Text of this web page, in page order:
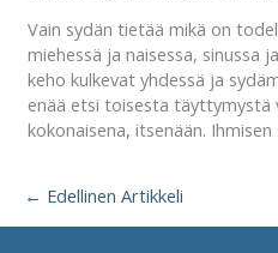
Vain sydän tietää mikä on
miehessä ja naisessa, sinussa
keho kulkevat yhdessä ja
enää etsi toisesta täyttymystä
kokonaisena, itsenään. Ihmisen
← Edellinen Artikkeli